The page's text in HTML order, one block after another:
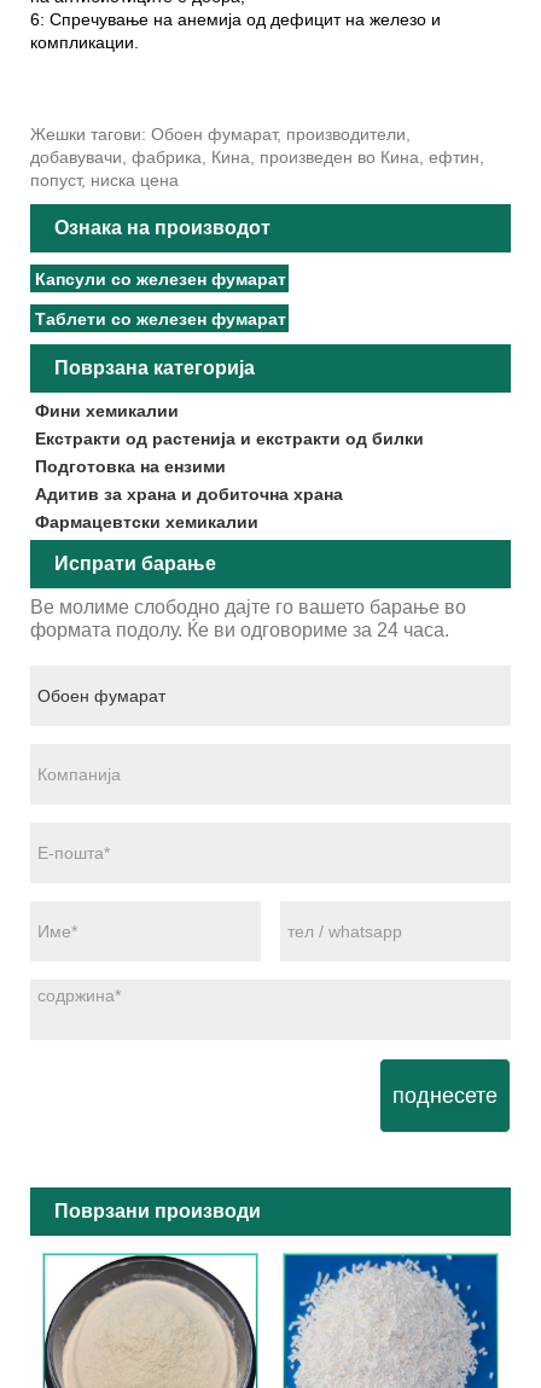
6: Спречување на анемија од дефицит на железо и
компликации.
Жешки тагови: Обоен фумарат, производители,
добавувачи, фабрика, Кина, произведен во Кина, ефтин,
попуст, ниска цена
Ознака на производот
Капсули со железен фумарат
Таблети со железен фумарат
Поврзана категорија
Фини хемикалии
Екстракти од растенија и екстракти од билки
Подготовка на ензими
Адитив за храна и добиточна храна
Фармацевтски хемикалии
Испрати барање
Ве молиме слободно дајте го вашето барање во
формата подолу. Ќе ви одговориме за 24 часа.
поднесете
Поврзани производи